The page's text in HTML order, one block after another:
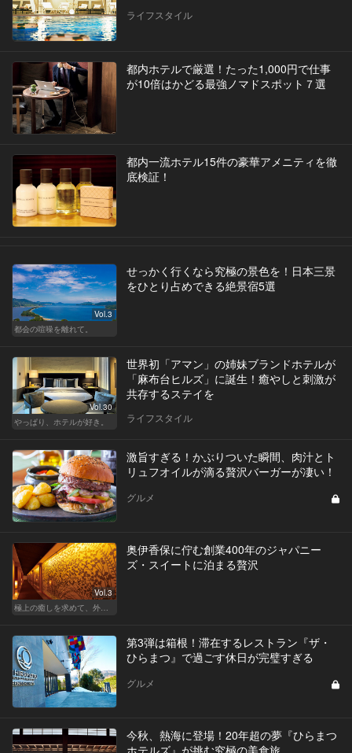
ライフスタイル
都内ホテルで厳選！たった1,000円で仕事
が10倍はかどる最強ノマドスポット７選
都内一流ホテル15件の豪華アメニティを徹
底検証！
Vol.3
都会の喧噪を離れて。
せっかく行くなら究極の景色を！日本三景
をひとり占めできる絶景宿5選
Vol.30
やっぱり、ホテルが好き。
世界初「アマン」の姉妹ブランドホテルが
「麻布台ヒルズ」に誕生！癒やしと刺激が
共存するステイを
ライフスタイル
激旨すぎる！かぶりついた瞬間、肉汁とト
リュフオイルが滴る贅沢バーガーが凄い！
グルメ
Vol.3
極上の癒しを求めて、外さない日本の名宿
奥伊香保に佇む創業400年のジャパニー
ズ・スイートに泊まる贅沢
第3弾は箱根！滞在するレストラン『ザ・
ひらまつ』で過ごす休日が完璧すぎる
グルメ
今秋、熱海に登場！20年超の夢『ひらまつ